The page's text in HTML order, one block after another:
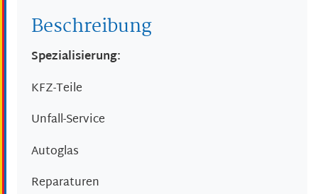
Beschreibung
Spezialisierung:
KFZ-Teile
Unfall-Service
Autoglas
Reparaturen